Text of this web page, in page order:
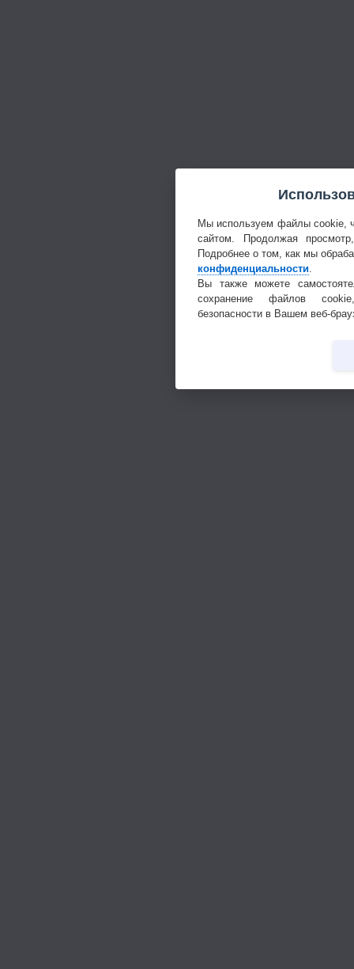
Мы используем файлы cookie,
сайтом. Продолжая
Подробнее о том, как мы
конфиденциальности
Вы также можете
сохранение файлов
безопасности в Вашем веб-